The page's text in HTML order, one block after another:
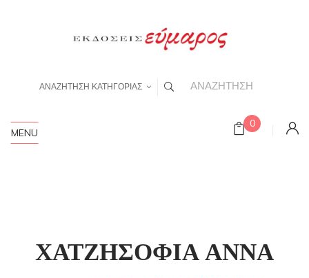
ΑΝΑΖΗΤΗΣΗ ΚΑΤΗΓΟΡΙΑΣ
0
MENU
ΧΑΤΖΗΣΟΦΙΑ ΑΝΝΑ